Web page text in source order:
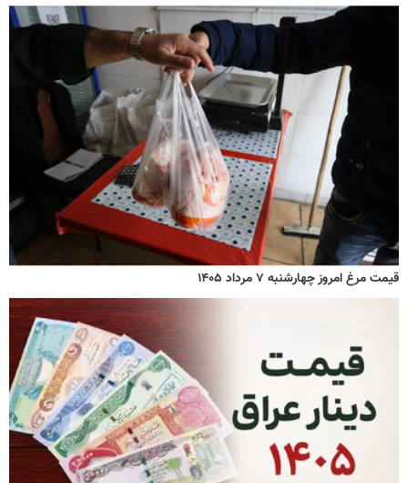
قیمت مرغ امروز چهارشنبه ۷ مرداد ۱۴۰۵